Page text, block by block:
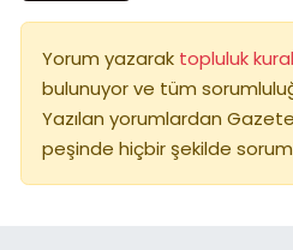
Yorum yazarak topluluk
bulunuyor ve tüm
Yazılan yorumlardan
peşinde hiçbir şekilde